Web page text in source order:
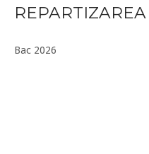
Bac 2026